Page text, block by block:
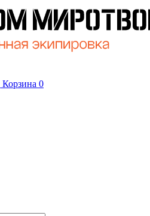
Корзина 0